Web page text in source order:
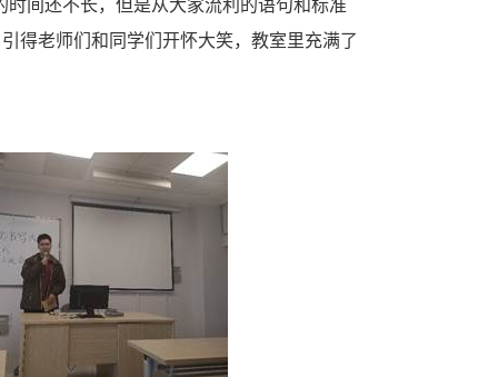
间还不长，但是从大家流利的语句和标准
得老师们和同学们开怀大笑，教室里充满了